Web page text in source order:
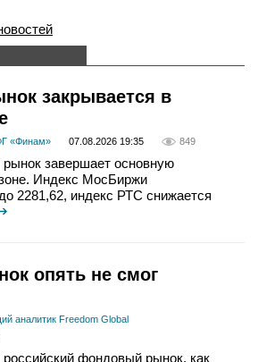
закрывается в
«Финам» 07.08.2026 19:35 849
рынок завершает основную
Индекс МосБиржи
2281,62, индекс РТС снижается
опять не смог
аналитик Freedom Global
российский фондовый рынок, как